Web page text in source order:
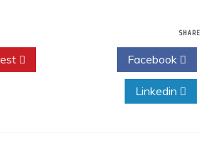
SHARE